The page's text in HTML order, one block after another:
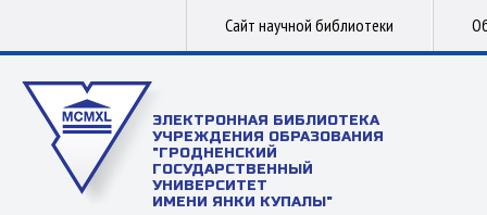
Сайт научной библиотеки
ЭЛЕКТРОННАЯ БИБЛИОТЕКА
УЧРЕЖДЕНИЯ ОБРАЗОВАНИЯ
"ГРОДНЕНСКИЙ
ГОСУДАРСТВЕННЫЙ
УНИВЕРСИТЕТ
ИМЕНИ ЯНКИ КУПАЛЫ"